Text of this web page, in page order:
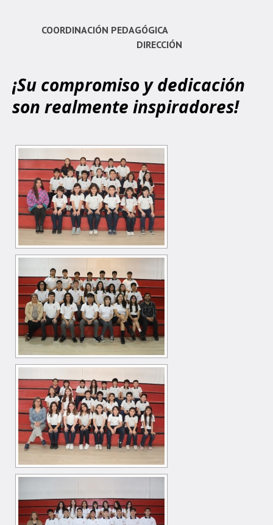
COORDINACIÓN PEDAGÓGICA
DIRECCIÓN
¡Su compromiso y dedicación
son realmente inspiradores!